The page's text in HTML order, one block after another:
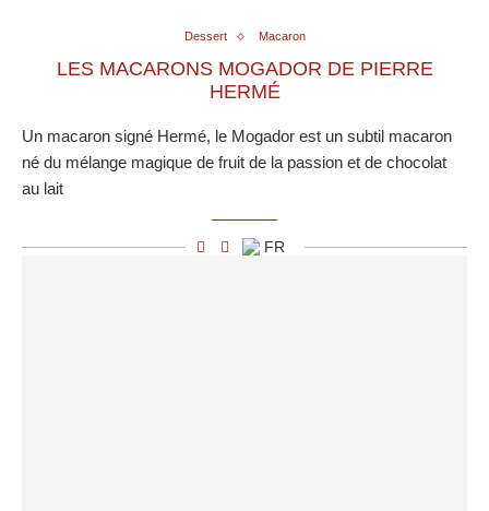
Dessert Macaron
LES MACARONS MOGADOR DE PIERRE
HERMÉ
Un macaron signé Hermé, le Mogador est un subtil macaron
né du mélange magique de fruit de la passion et de chocolat
au lait
FR